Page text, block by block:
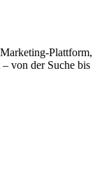
Plattform,
von der Suche bis